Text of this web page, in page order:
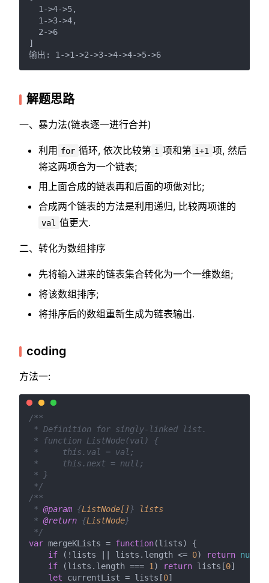
  1->4->5,
  1->3->4,
  2->6
]
解题思路
一、暴力法(链表逐一进行合并)
利用 for 循环, 依次比较第 i 项和第 i+1 项, 然后
将这两项合为一个链表;
用上面合成的链表再和后面的项做对比;
合成两个链表的方法是利用递归, 比较两项谁的
val 值更大.
二、转化为数组排序
先将输入进来的链表集合转化为一个一维数组;
将该数组排序;
将排序后的数组重新生成为链表输出.
coding
方法一:
/**
* Definition for singly-linked list.
* function ListNode(val) {
*     this.val = val;
*     this.next = null;
* }
*/
/**
* @param {ListNode[]}
lists
* @return {ListNode}
*/
var mergeKLists = function(lists) {
if (!lists || lists. length <= 0) return null
if (lists. length === 1 ) return lists[0]
let currentList = lists[0]